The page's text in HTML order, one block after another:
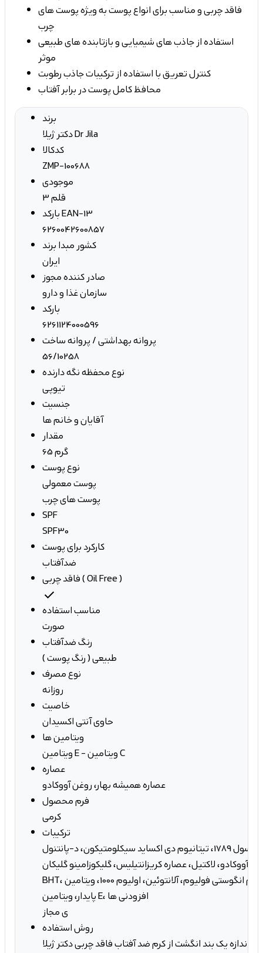
فاقد چربی و مناسب برای انواع پوست به ویژه پوست های
چرب
استفاده از جاذب های شیمیایی و بازتابنده های طبیعی
موثر
کنترل تعریق با استفاده از ترکیبات جاذب رطوبت
محافظ کامل پوست در برابر آفتاب
برند
دکتر ژیلا Dr Jila
کدکالا
ZMP-100688
موجودی
3 قلم
بارکد EAN-13
6260042600857
کشور مبدا برند
ایران
صادر کننده مجوز
سازمان غذا و دارو
بارکد
6261124000596
پروانه بهداشتی / پروانه ساخت
56/10258
نوع محفظه نگه دارنده
تیوپی
جنسیت
آقایان و خانم ها
مقدار
65 گرم
نوع پوست
پوست معمولی
پوست های چرب
SPF
SPF30
کارکرد برای پوست
ضدآفتاب
فاقد چربی ( Oil Free )
check
مناسب استفاده
صورت
رنگ ضدآفتاب
طبیعی ( رنگ پوست )
نوع مصرف
روزانه
خاصیت
حاوی آنتی اکسیدان
ویتامین ها
ویتامین E - ویتامین C
عصاره
عصاره همیشه بهار، روغن آووکادو
فرم محصول
کرمی
ترکیبات
آب، پارسول 1789، تیتانیوم دی اکساید سیکلومتیکون، د-پانتنول، EDTA، عصاره
آووکادو، لاکتیل، عصاره کریزانتیلیس، گلیکوزامینو گلیکان،
BHT، عصاره گیاه اپیلوبیوم انگوستی فولیوم، آلانتوئین، اولیوم 1000، ویتامین C
پایدار، ویتامین E، افزودنی ها
ی مجاز
روش استفاده
به اندازه یک بند انگشت از کرم ضد آفتاب فاقد چربی دکتر ژیلا SPF30 را روی پوست